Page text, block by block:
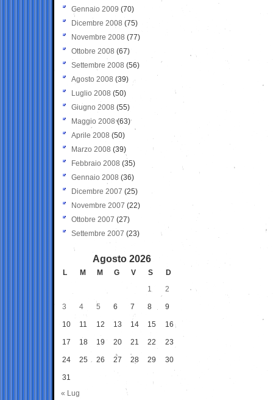
Gennaio 2009 (70)
Dicembre 2008 (75)
Novembre 2008 (77)
Ottobre 2008 (67)
Settembre 2008 (56)
Agosto 2008 (39)
Luglio 2008 (50)
Giugno 2008 (55)
Maggio 2008(63)
Aprile 2008 (50)
Marzo 2008 (39)
Febbraio 2008 (35)
Gennaio 2008 (36)
Dicembre 2007 (25)
Novembre 2007 (22)
Ottobre 2007 (27)
Settembre 2007 (23)
Agosto 2026
L M M G V S
D
1
2
3 4 5 6 7 8 9
10 11 12 13 14 15 16
17 18 19 20 21 22 23
24 25 26 27 28 29 30
31
« Lug